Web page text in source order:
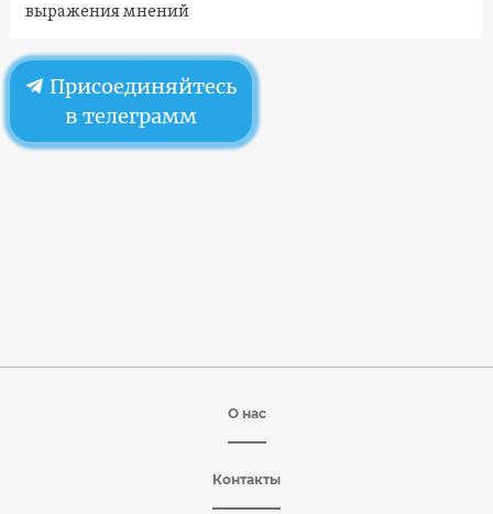
выражения мнений
Присоединяйтесь
в телеграмм
О нас
Контакты